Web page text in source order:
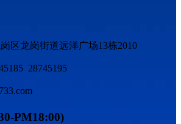
区龙岗街道远洋广场13栋2010
28745195
PM18:00)